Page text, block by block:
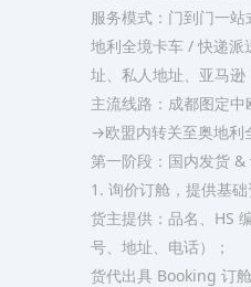
服务模式：门到门一
地利全境卡车 / 快递派
址、私人地址、亚马逊
主流线路：成都图定
→欧盟内转关至奥地利
第一阶段：国内发货 &
1. 询价订舱，提供基
货主提供：品名、HS
号、地址、电话）；
货代出具 Booking 订